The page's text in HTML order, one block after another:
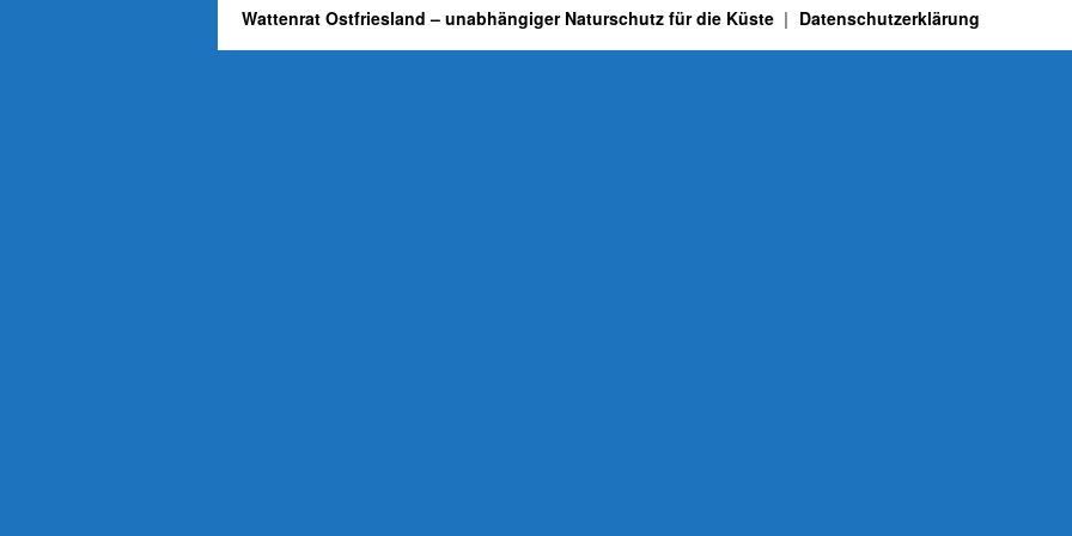
Wattenrat Ostfriesland – unabhängiger Naturschutz für die Küste Datenschutzerklärung